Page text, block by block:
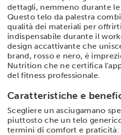
dettagli, nemmeno durante le
Questo telo da palestra
qualità dei materiali per
indispensabile durante il
design accattivante che
brand, rosso e nero, è
Nutrition che ne certifica
del fitness professionale.
Caratteristiche e
Scegliere un asciugamano
piuttosto che un telo
termini di comfort e praticità: